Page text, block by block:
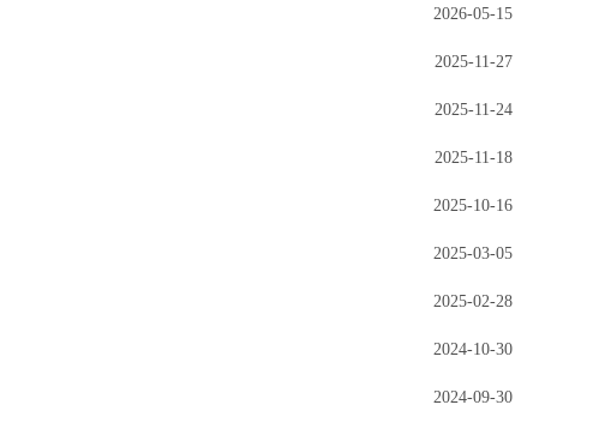
2026-05-15
2025-11-27
2025-11-24
2025-11-18
2025-10-16
2025-03-05
2025-02-28
2024-10-30
2024-09-30